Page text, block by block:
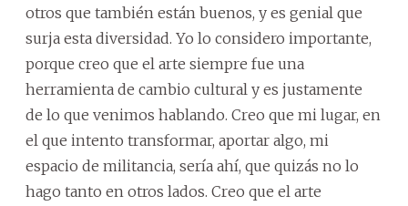
otros que también están buenos, y es genial que
surja esta diversidad. Yo lo considero importante,
porque creo que el arte siempre fue una
herramienta de cambio cultural y es justamente
de lo que venimos hablando. Creo que mi lugar, en
el que intento transformar, aportar algo, mi
espacio de militancia, sería ahí, que quizás no lo
hago tanto en otros lados. Creo que el arte